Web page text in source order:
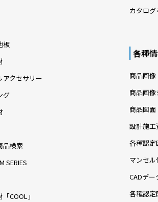
板
アクセサリー
グ
品検索
SERIES
COOL」
カタログ
各種
商品画像
商品画
商品図面
設計施工
各種認定
マンセル
CADデー
各種認定